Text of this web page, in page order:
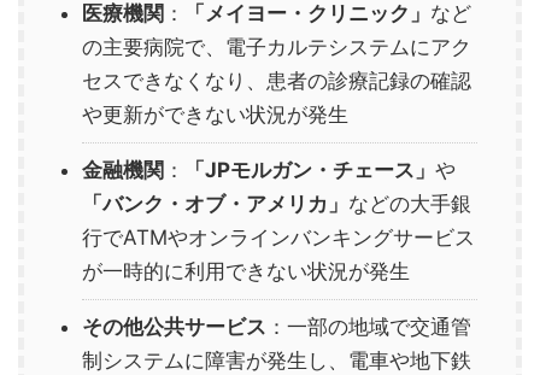
医療機関 ： 「メイヨー・クリニック」 など
の主要病院で、電子カルテシステムにアク
セスできなくなり、患者の診療記録の確認
や更新ができない状況が発生
金融機関 ： 「JPモルガン・チェース」 や
「バンク・オブ・アメリカ」 などの大手銀
行でATMやオンラインバンキングサービス
が一時的に利用できない状況が発生
その他公共サービス ：一部の地域で交通管
制システムに障害が発生し、電車や地下鉄